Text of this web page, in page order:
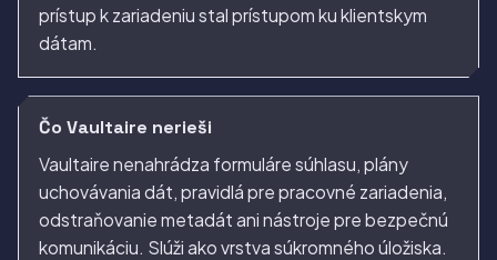
prístup k zariadeniu stal prístupom ku klientskym
dátam.
Čo Vaultaire nerieši
Vaultaire nenahrádza formuláre súhlasu, plány
uchovávania dát, pravidlá pre pracovné zariadenia,
odstraňovanie metadát ani nástroje pre bezpečnú
komunikáciu. Slúži ako vrstva súkromného úložiska.